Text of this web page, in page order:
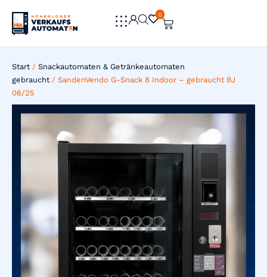
0
0
Start / Snackautomaten & Getränkeautomaten
gebraucht / SandenVendo G-Snack 8 Indoor – gebraucht BJ
06/25